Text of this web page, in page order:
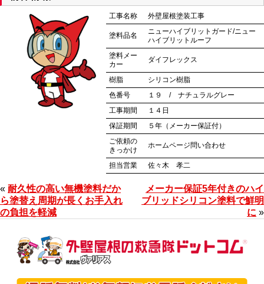
工事名称 外壁屋根塗装工事
塗料品名
ニューハイブリットガード/ニュー
ハイブリットルーフ
塗料メー
カー
ダイフレックス
樹脂
シリコン樹脂
色番号
１９ / ナチュラルグレー
工事期間
１４日
保証期間
５年（メーカー保証付）
ご依頼の
きっかけ
ホームページ問い合わせ
担当営業 佐々木 孝二
« 耐久性の高い無機塗料だか
ら塗替え周期が長くお手入れ
の負担を軽減
メーカー保証5年付きのハイ
ブリッドシリコン塗料で鮮明
に »